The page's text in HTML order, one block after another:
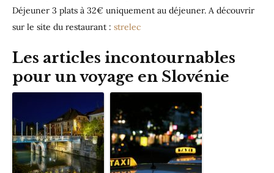
Déjeuner 3 plats à 32€ uniquement au déjeuner. A découvrir
sur le site du restaurant : strelec
Les articles incontournables
pour un voyage en Slovénie